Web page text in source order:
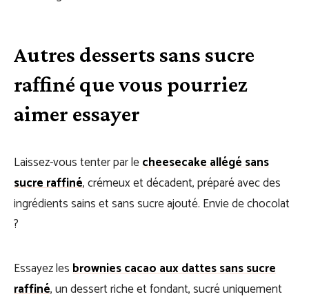
Autres desserts sans sucre
raffiné que vous pourriez
aimer essayer
Laissez-vous tenter par lecheesecake allégé sans
sucre raffiné, crémeux et décadent, préparé avec des
ingrédients sains et sans sucre ajouté. Envie de chocolat
?
Essayez lesbrownies cacao aux dattes sans sucre
raffiné, un dessert riche et fondant, sucré uniquement